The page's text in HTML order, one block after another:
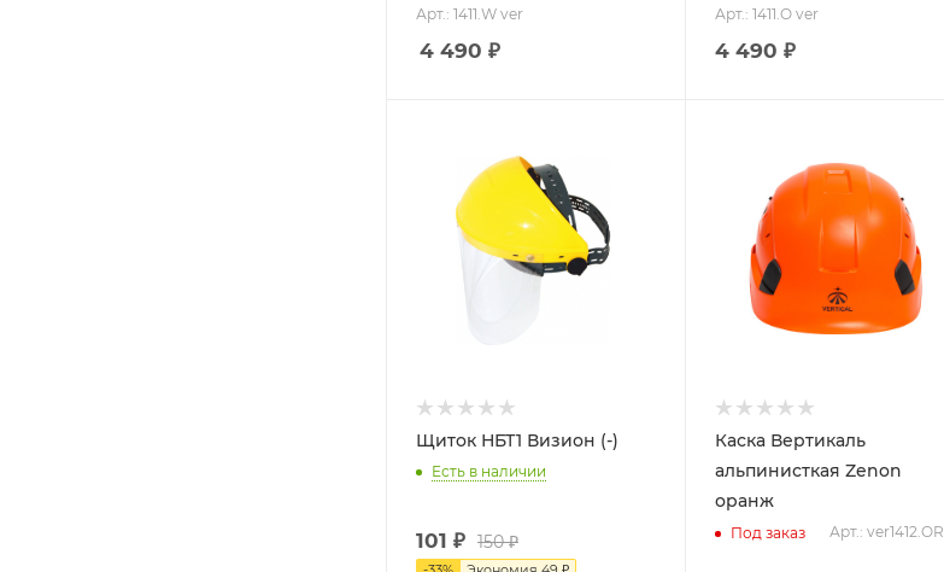
Арт.: 1411.W ver
4 490 ₽
Арт.: 1411.O ver
4 490 ₽
Щиток НБТ1 Визион (-)
Есть в наличии
101 ₽ 150₽
Каска Вертикаль
альпинисткая Zenon
оранж
Под заказ Арт.: ver1412.OR